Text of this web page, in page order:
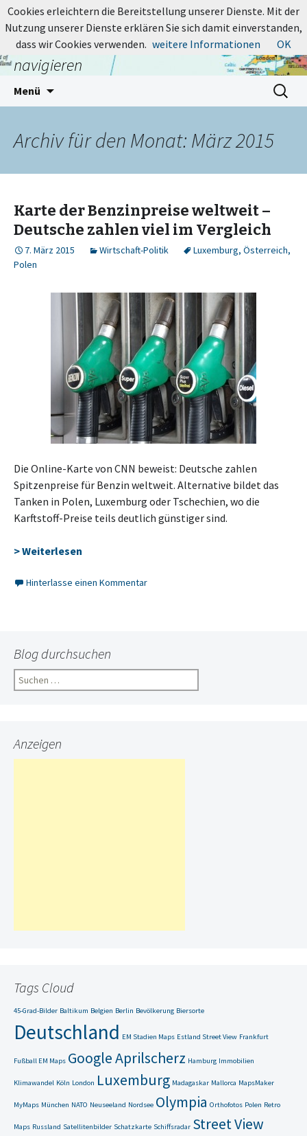
MapsBlog.de
Online-Karten: suchen, entdecken,
navigieren
Menü
Suchen
nach:
Archiv für den Monat: März 2015
Karte der Benzinpreise weltweit –
Deutsche zahlen viel im Vergleich
7. März 2015 Wirtschaft-Politik Luxemburg, Österreich,
Polen
Die Online-Karte von CNN beweist: Deutsche zahlen
Spitzenpreise für Benzin weltweit. Alternative bildet das
Tanken in Polen, Luxemburg oder Tschechien, wo die
Karftstoff-Preise teils deutlich günstiger sind.
> Weiterlesen
Hinterlasse einen Kommentar
Blog durchsuchen
Suchen
nach:
Anzeigen
Tags Cloud
45-Grad-Bilder Baltikum Belgien Berlin Bevölkerung Biersorte
Deutschland EM Stadien Maps Estland Street View Frankfurt
Fußball EM Maps Google Aprilscherz Hamburg Immobilien
Klimawandel Köln London Luxemburg Madagaskar Mallorca MapsMaker
MyMaps München NATO Neuseeland Nordsee Olympia Orthofotos Polen Retro
Maps Russland Satellitenbilder Schatzkarte Schiffsradar Street View
Cookies erleichtern die Bereitstellung unserer Dienste. Mit der
Nutzung unserer Dienste erklären Sie sich damit einverstanden,
dass wir Cookies verwenden. weitere Informationen OK